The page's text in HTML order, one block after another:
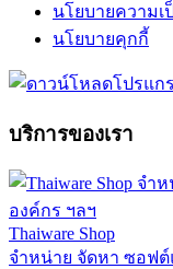
นโยบายความเ
นโยบายคุกกี้
บริการของเรา
Thaiware Shop
จำหน่าย จัดหา ซอฟ